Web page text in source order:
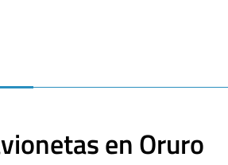
en Oruro